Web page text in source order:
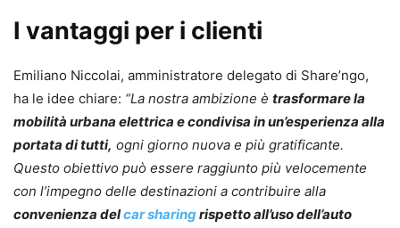
I vantaggi per i clienti
Emiliano Niccolai, amministratore delegato di Share’ngo,
ha le idee chiare: “La nostra ambizione è trasformare la
mobilità urbana elettrica e condivisa in un’esperienza alla
portata di tutti, ogni giorno nuova e più gratificante.
Questo obiettivo può essere raggiunto più velocemente
con l’impegno delle destinazioni a contribuire alla
convenienza delcar sharingrispetto all’uso dell’auto